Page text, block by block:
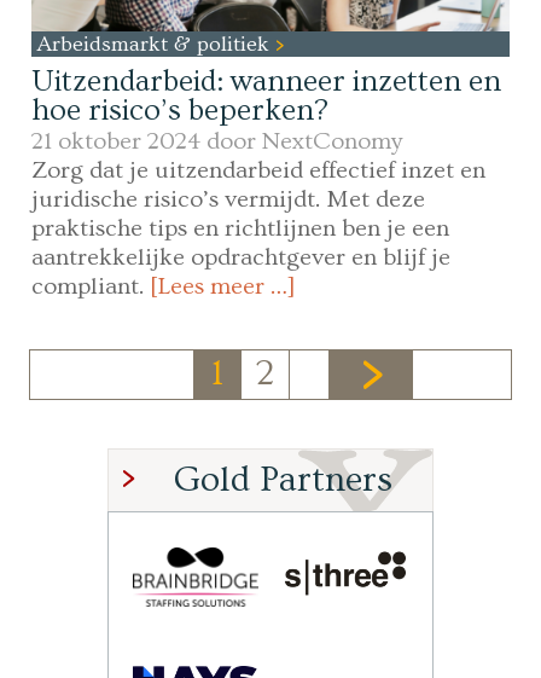
Arbeidsmarkt & politiek
Uitzendarbeid: wanneer inzetten en
hoe risico’s beperken?
21 oktober 2024 doorNextConomy
Zorg dat je uitzendarbeid effectief inzet en
juridische risico’s vermijdt. Met deze
praktische tips en richtlijnen ben je een
aantrekkelijke opdrachtgever en blijf je
compliant. [Lees meer …]
1 2
Gold Partners